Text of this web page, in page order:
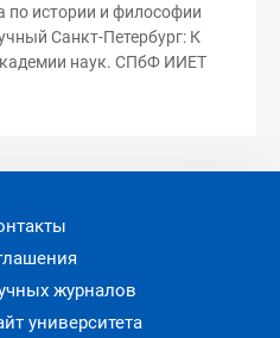
по истории и философии
Санкт-Петербург: К
наук. СПбФ ИИЕТ
журналов
университета